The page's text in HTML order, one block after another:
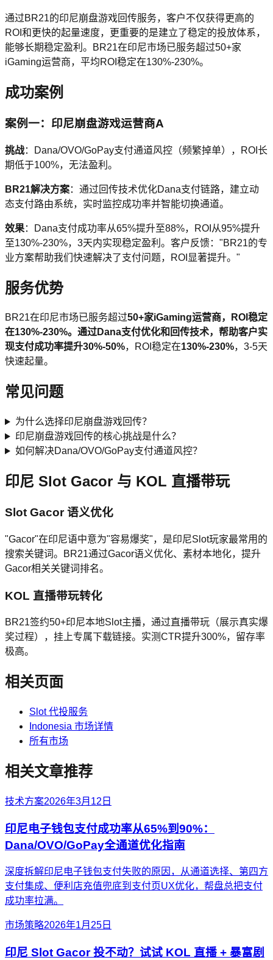
通过BR21的印尼崩盘游戏回传服务，客户不仅获得更高的
ROI和更快的起量速度，更重要的是建立了稳定的投放体系，
能够长期稳定盈利。BR21在印尼市场已服务超过50+家
iGaming运营商，平均ROI稳定在130%-230%。
成功案例
案例一：印尼崩盘游戏运营商A
挑战：Dana/OVO/GoPay支付通道风控（频繁掉单），ROI长
期低于100%，无法盈利。
BR21解决方案：通过回传技术优化Dana支付链路，建立动
态支付路由系统，实时监控成功率并智能切换通道。
效果：Dana支付成功率从65%提升至88%，ROI从95%提升
至130%-230%，3天内实现稳定盈利。客户反馈："BR21的专
业方案帮助我们快速解决了支付问题，ROI显著提升。"
服务优势
BR21在印尼市场已服务超过50+家iGaming运营商，ROI稳定
在130%-230%。通过Dana支付优化和回传技术，帮助客户实
现支付成功率提升30%-50%，ROI稳定在130%-230%，3-5天
快速起量。
常见问题
为什么选择印尼崩盘游戏回传？
印尼崩盘游戏回传的核心挑战是什么？
如何解决Dana/OVO/GoPay支付通道风控？
印尼 Slot Gacor 与 KOL 直播带玩
Slot Gacor 语义优化
"Gacor"在印尼语中意为"容易爆奖"，是印尼Slot玩家最常用的
搜索关键词。BR21通过Gacor语义优化、素材本地化，提升
Gacor相关关键词排名。
KOL 直播带玩转化
BR21签约50+印尼本地Slot主播，通过直播带玩（展示真实爆
奖过程），挂上专属下载链接。实测CTR提升300%，留存率
极高。
相关页面
Slot 代投服务
Indonesia 市场详情
所有市场
相关文章推荐
技术方案2026年3月12日
印尼电子钱包支付成功率从65%到90%：
Dana/OVO/GoPay全通道优化指南
深度拆解印尼电子钱包支付失败的原因，从通道选择、第四方
支付集成、便利店充值兜底到支付页UX优化，帮盘总把支付
成功率拉满。
市场策略2026年1月25日
印尼 Slot Gacor 投不动？试试 KOL 直播 + 暴富剧